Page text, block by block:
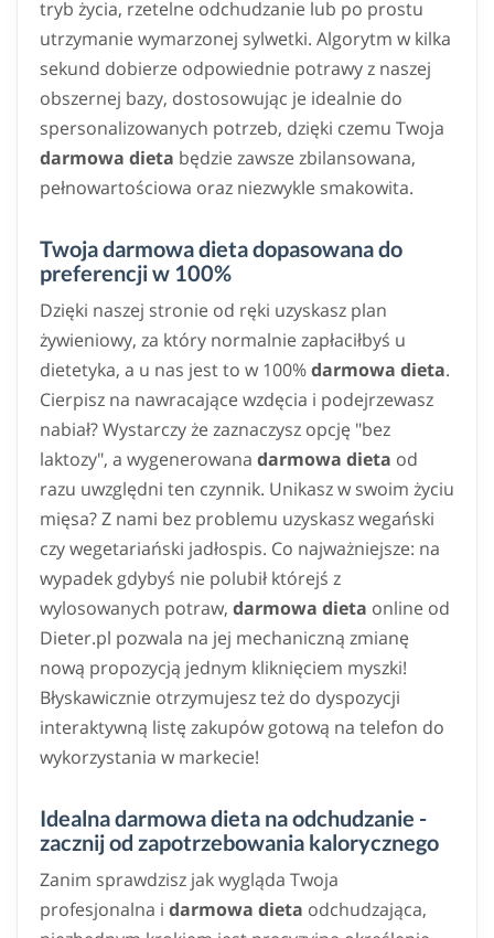
tryb życia, rzetelne odchudzanie lub po prostu
utrzymanie wymarzonej sylwetki. Algorytm w kilka
sekund dobierze odpowiednie potrawy z naszej
obszernej bazy, dostosowując je idealnie do
spersonalizowanych potrzeb, dzięki czemu Twoja
darmowa dieta będzie zawsze zbilansowana,
pełnowartościowa oraz niezwykle smakowita.
Twoja darmowa dieta dopasowana do
preferencji w 100%
Dzięki naszej stronie od ręki uzyskasz plan
żywieniowy, za który normalnie zapłaciłbyś u
dietetyka, a u nas jest to w 100%darmowa dieta.
Cierpisz na nawracające wzdęcia i podejrzewasz
nabiał? Wystarczy że zaznaczysz opcję "bez
laktozy", a wygenerowana darmowa dieta od
razu uwzględni ten czynnik. Unikasz w swoim życiu
mięsa? Z nami bez problemu uzyskasz wegański
czy wegetariański jadłospis. Co najważniejsze: na
wypadek gdybyś nie polubił którejś z
wylosowanych potraw, darmowa dieta online od
Dieter.pl pozwala na jej mechaniczną zmianę
nową propozycją jednym kliknięciem myszki!
Błyskawicznie otrzymujesz też do dyspozycji
interaktywną listę zakupów gotową na telefon do
wykorzystania w markecie!
Idealna darmowa dieta na odchudzanie -
zacznij od zapotrzebowania kalorycznego
Zanim sprawdzisz jak wygląda Twoja
profesjonalna i darmowa dieta odchudzająca,